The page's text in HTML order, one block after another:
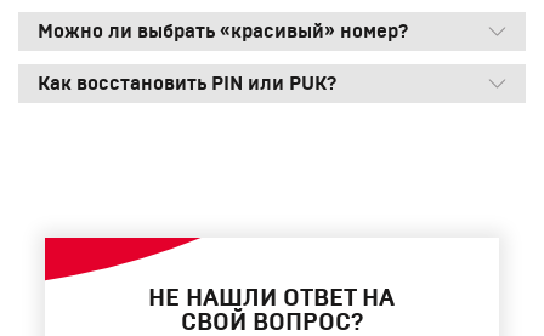
Можно ли выбрать «красивый» номер?
Как восстановить PIN или PUK?
НЕ НАШЛИ ОТВЕТ НА
СВОЙ ВОПРОС?